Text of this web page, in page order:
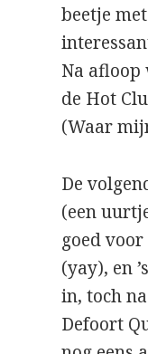
beetje
Na afloop
de Hot
(Waar
De
(een
goed
(yay), en
in, toch
Defoort